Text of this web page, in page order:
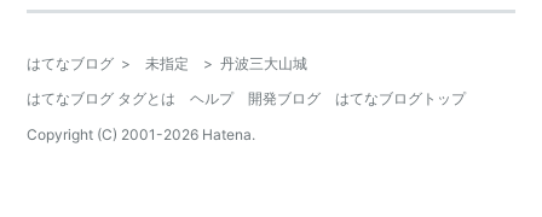
登りました。出城と言われる近く…
はてなブログ > 未指定 > 丹波三大山城
はてなブログ タグとは
ヘルプ 開発ブログ
はてなブログトップ
Copyright (C) 2001-2026 Hatena.